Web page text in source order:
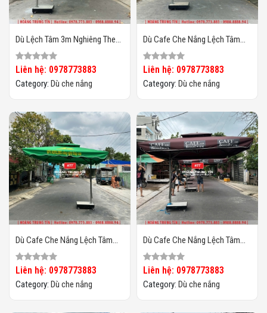
Dù Lệch Tâm 3m Nghiêng Theo
Chiều Nắng HTT03
Liên hệ: 0978773883
Category: Dù che nắng
Dù Cafe Che Nắng Lệch Tâm
Vuông 3m HTT-06
Liên hệ: 0978773883
Category: Dù che nắng
Dù Cafe Che Nắng Lệch Tâm
Vuông 3m HTT-05
Liên hệ: 0978773883
Category: Dù che nắng
Dù Cafe Che Nắng Lệch Tâm
Vuông 3m HTT-04
Liên hệ: 0978773883
Category: Dù che nắng